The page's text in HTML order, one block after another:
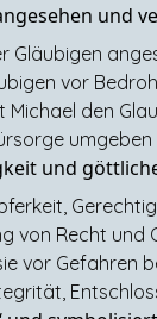
und
Gläubigen
vor
den
umgeben
und
von Recht
vor Gefahren